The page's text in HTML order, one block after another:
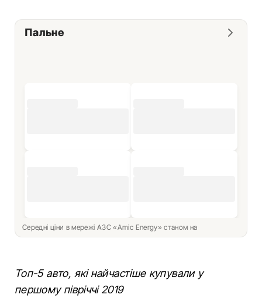
Пальне
Середні ціни в мережі АЗС «Amic Energy» станом на
Топ-5 авто, які найчастіше купували у
першому півріччі 2019